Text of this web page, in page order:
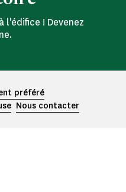
l'édifice ! Devenez
préféré
Nous contacter